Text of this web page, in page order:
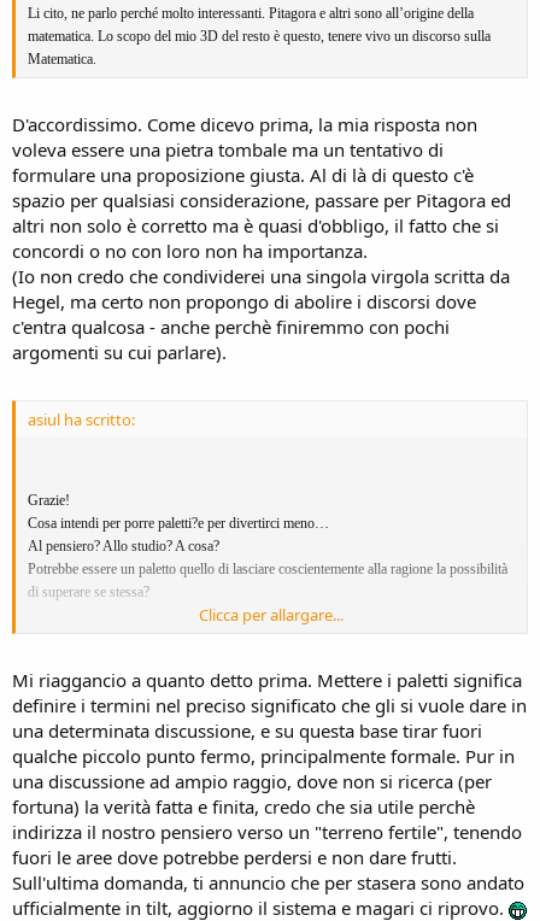
Li cito, ne parlo perché molto interessanti. Pitagora e altri sono all’origine della
matematica. Lo scopo del mio 3D del resto è questo, tenere vivo un discorso sulla
Matematica.
D'accordissimo. Come dicevo prima, la mia risposta non
voleva essere una pietra tombale ma un tentativo di
formulare una proposizione giusta. Al di là di questo c'è
spazio per qualsiasi considerazione, passare per Pitagora ed
altri non solo è corretto ma è quasi d'obbligo, il fatto che si
concordi o no con loro non ha importanza.
(Io non credo che condividerei una singola virgola scritta da
Hegel, ma certo non propongo di abolire i discorsi dove
c'entra qualcosa - anche perchè finiremmo con pochi
argomenti su cui parlare).
asiul ha scritto:
Grazie!
Cosa intendi per porre paletti?e per divertirci meno…
Al pensiero? Allo studio? A cosa?
Potrebbe essere un paletto quello di lasciare coscientemente alla ragione la possibilità
di superare se stessa?
Clicca per allargare...
Mi riaggancio a quanto detto prima. Mettere i paletti significa
definire i termini nel preciso significato che gli si vuole dare in
una determinata discussione, e su questa base tirar fuori
qualche piccolo punto fermo, principalmente formale. Pur in
una discussione ad ampio raggio, dove non si ricerca (per
fortuna) la verità fatta e finita, credo che sia utile perchè
indirizza il nostro pensiero verso un "terreno fertile", tenendo
fuori le aree dove potrebbe perdersi e non dare frutti.
Sull'ultima domanda, ti annuncio che per stasera sono andato
ufficialmente in tilt, aggiorno il sistema e magari ci riprovo.